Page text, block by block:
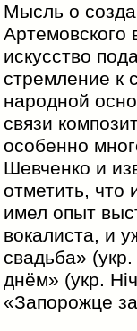
Мысль о
Артемовского
искусство
стремление к
народной
связи
особенно
Шевченко и
отметить,
имел опыт
вокалиста, и
свадьба»
днём» (укр.
«Запорожце